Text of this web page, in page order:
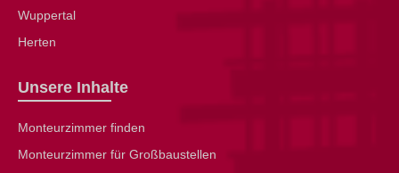
Wuppertal
Herten
Unsere Inhalte
Monteurzimmer finden
Monteurzimmer für Großbaustellen